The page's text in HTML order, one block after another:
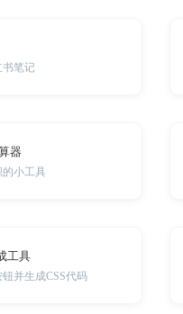
书笔记
器
小工具
工具
并生成CSS代码